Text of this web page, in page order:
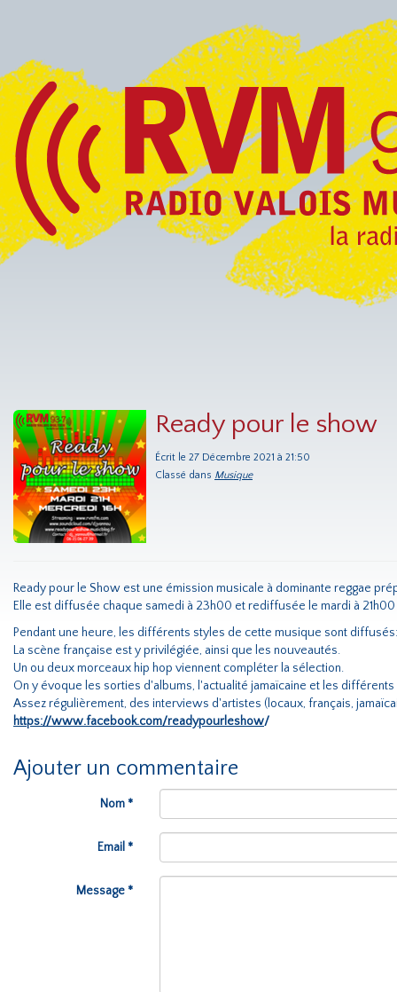
Ready pour le show
Écrit le 27 Décembre 2021 à 21:50
Classé dans Musique
Ready pour le Show est une émission musicale à dominante reggae
Elle est diffusée chaque samedi à 23h00 et rediffusée le mardi à
Pendant une heure, les différents styles de cette musique sont
La scène française est y privilégiée, ainsi que les nouveautés.
Un ou deux morceaux hip hop viennent compléter la sélection.
On y évoque les sorties d'albums, l'actualité jamaïcaine et les
Assez régulièrement, des interviews d'artistes (locaux, français,
https://www.facebook.com/readypourleshow/
Ajouter un commentaire
Nom *
Email *
Message *